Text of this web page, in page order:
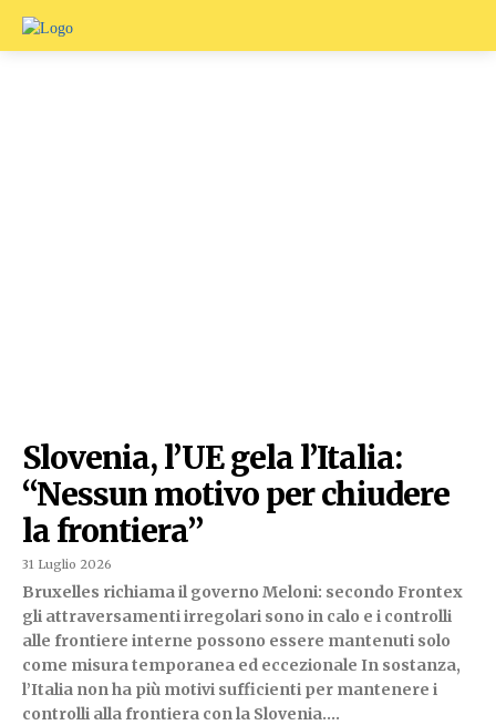
Slovenia, l’UE gela l’Italia:
“Nessun motivo per chiudere
la frontiera”
31 Luglio 2026
Bruxelles richiama il governo Meloni: secondo Frontex
gli attraversamenti irregolari sono in calo e i controlli
alle frontiere interne possono essere mantenuti solo
come misura temporanea ed eccezionale In sostanza,
l’Italia non ha più motivi sufficienti per mantenere i
controlli alla frontiera con la Slovenia....